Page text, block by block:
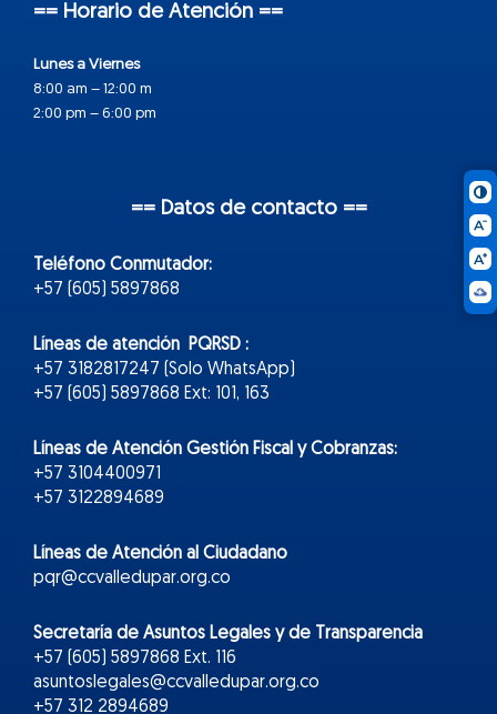
== Horario de Atención ==
Lunes a Viernes
8:00 am – 12:00 m
2:00 pm – 6:00 pm
== Datos de contacto ==
Teléfono Conmutador:
+57 (605) 5897868
Líneas de atención PQRSD :
+57 3182817247 (Solo WhatsApp)
+57 (605) 5897868 Ext: 101, 163
Líneas de Atención Gestión Fiscal y Cobranzas:
+57 3104400971
+57 3122894689
Líneas de Atención al Ciudadano
pqr@ccvalledupar.org.co
Secretaría de Asuntos Legales y de Transparencia
+57 (605) 5897868 Ext. 116
asuntoslegales@ccvalledupar.org.co
+57 312 2894689